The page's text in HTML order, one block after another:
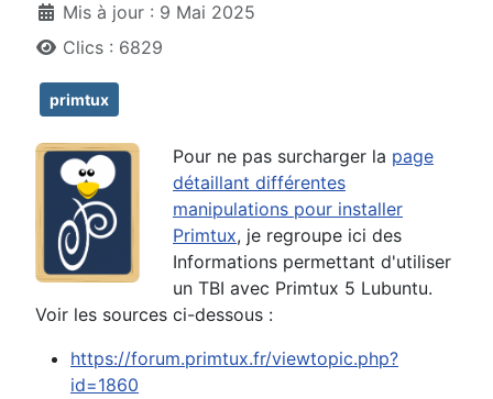
Mis à jour : 9 Mai 2025
Clics : 6829
primtux
Pour ne pas surcharger la page
détaillant différentes
manipulations pour installer
Primtux, je regroupe ici des
Informations permettant d'utiliser
un TBI avec Primtux 5 Lubuntu.
Voir les sources ci-dessous :
https://forum.primtux.fr/viewtopic.php?
id=1860